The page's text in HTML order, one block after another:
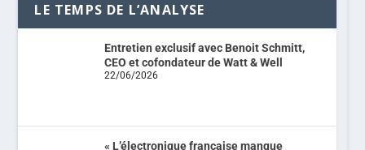
LE TEMPS DE L’ANALYSE
Entretien exclusif avec Benoit Schmitt,
CEO et cofondateur de Watt & Well
22/06/2026
« L’électronique française manque